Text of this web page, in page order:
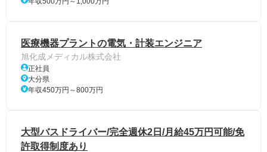
医療機器プラントの電気・計装エンジニア
旭化成メディカル株式会社
正社員
大分県
年収450万円～800万円
大型バスドライバー/完全週休2日/月給45万円可能/免
許取得制度あり